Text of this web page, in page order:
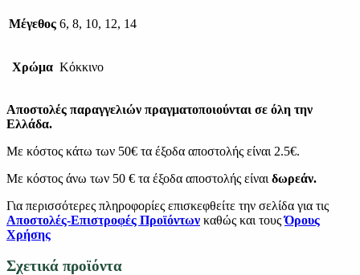
Μέγεθος 6, 8, 10, 12, 14
Χρώμα Κόκκινο
Αποστολές παραγγελιών πραγματοποιούνται σε όλη την
Ελλάδα.
Με κόστος κάτω των 50€ τα έξοδα αποστολής είναι 2.5€.
Με κόστος άνω των 50 € τα έξοδα αποστολής είναι δωρεάν.
Για περισσότερες πληροφορίες επισκεφθείτε την σελίδα για τις
Αποστολές-Επιστροφές Προϊόντων καθώς και τουςΌρους
Χρήσης
Σχετικά προϊόντα